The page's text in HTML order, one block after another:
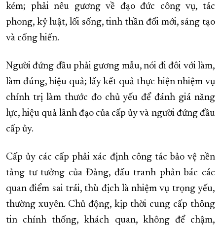
kém; phải nêu gương về đạo đức công vụ, tác
phong, kỷ luật, lối sống, tinh thần đổi mới, sáng tạo
và cống hiến.
Người đứng đầu phải gương mẫu, nói đi đôi với làm,
làm đúng, hiệu quả; lấy kết quả thực hiện nhiệm vụ
chính trị làm thước đo chủ yếu để đánh giá năng
lực, hiệu quả lãnh đạo của cấp ủy và người đứng đầu
cấp ủy.
Cấp ủy các cấp phải xác định công tác bảo vệ nền
tảng tư tưởng của Đảng, đấu tranh phản bác các
quan điểm sai trái, thù địch là nhiệm vụ trọng yếu,
thường xuyên. Chủ động, kịp thời cung cấp thông
tin chính thống, khách quan, không để chậm,